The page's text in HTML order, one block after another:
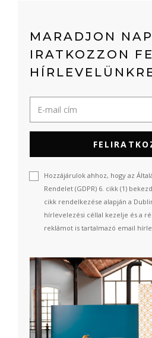
MARADJON
IRATKOZZON
Hozzájárulok ahhoz, hogy az
Rendelet (GDPR) 6. cikk (1)
cikk rendelkezése alapján a
hírlevelezési céllal kezelje és a
reklámot is tartalmazó email